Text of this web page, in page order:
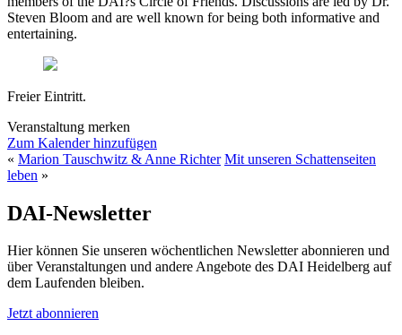
Steven Bloom and are well known for being both informative and
entertaining.
Freier Eintritt.
Veranstaltung merken
Zum Kalender hinzufügen
« Marion Tauschwitz & Anne Richter Mit unseren Schattenseiten
leben »
DAI-Newsletter
Hier können Sie unseren wöchentlichen Newsletter abonnieren und
über Veranstaltungen und andere Angebote des DAI Heidelberg auf
dem Laufenden bleiben.
Jetzt abonnieren